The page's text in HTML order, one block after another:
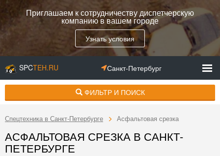
Приглашаем к сотрудничеству диспетчерскую
компанию в вашем городе
Узнать условия
SPCTEH.RU Санкт-Петербург
ФИЛЬТР И ПОИСК
Спецтехника в Санкт-Петербурге Асфальтовая срезка
АСФАЛЬТОВАЯ СРЕЗКА В САНКТ-
ПЕТЕРБУРГЕ